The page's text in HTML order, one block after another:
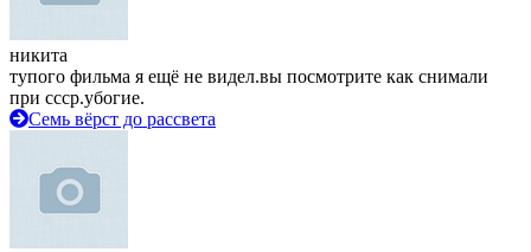
никита
тупого фильма я ещё не видел.вы посмотрите как снимали
при ссср.убогие.
Семь вёрст до рассвета